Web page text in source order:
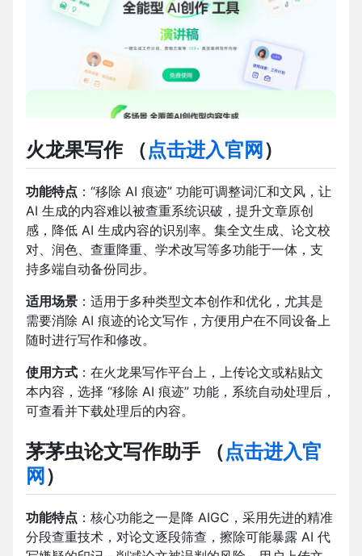
火龙果写作（点击进入官网 ）
功能特点 ：“移除 AI 痕迹” 功能可调整词汇和文风，让
AI 生成的内容难以被查重系统识破，提升文章原创
感，降低 AI 生成内容的识别率。集全文生成、论文校
对、润色、查重降重、学术改写等多功能于一体，支
持多端自动备份同步。
适用场景 ：适用于多种类型文本创作和优化，尤其是
需要消除 AI 痕迹的论文写作，方便用户在不同设备上
随时进行写作和修改。
使用方式 ：在火龙果写作平台上，上传论文或粘贴文
本内容，选择 “移除 AI 痕迹” 功能，系统自动处理后，
可查看并下载处理后的内容。
茅茅虫论文写作助手 （点击进入官
网 ）
功能特点 ：核心功能之一是降 AIGC，采用先进的精准
分段查重技术，对论文逐段筛查，擦除可能暴露 AI 代